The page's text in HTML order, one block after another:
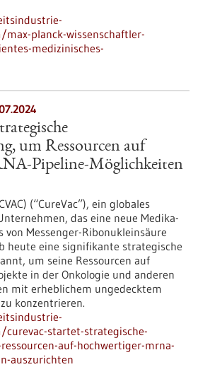
planck-wissenschaftler-
medizinisches-
um Ressourcen auf
Pipeline-Möglichkeiten
(“CureVac”), ein globales
das eine neue Medika­
von Messenger-Ribonukleinsäure
heute eine signifi­kante strategische
um seine Ressourcen auf
in der Onkologie und anderen
mit erheblichem ungedecktem
konzentrieren.
startet-strategische-
auf-hochwertiger-mrna-
auszurichten